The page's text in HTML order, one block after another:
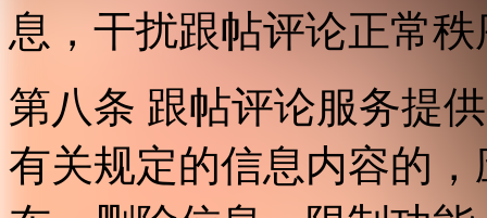
息，干扰跟帖评论正常
第八条 跟帖评论服务提
有关规定的信息内容的